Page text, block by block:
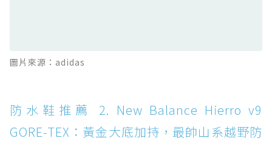
Boot：馬汀首款雨靴登場，經典八孔加上全防
防水鞋推薦 14. SKECHERS BADGER
WATERPROOF：一踩即穿懶人神器！搭載固特
異大底與全防水厚底健走鞋
圖片來源：adidas
防水鞋推薦 2. New Balance Hierro v9
GORE-TEX：黃金大底加持，最帥山系越野防